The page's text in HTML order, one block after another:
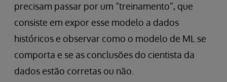
precisam passar por um “treinamento”, que
consiste em expor esse modelo a dados
históricos e observar como o modelo de ML se
comporta e se as conclusões do cientista da
dados estão corretas ou não.